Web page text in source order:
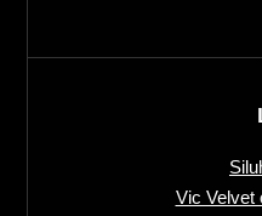
Vic Velvet